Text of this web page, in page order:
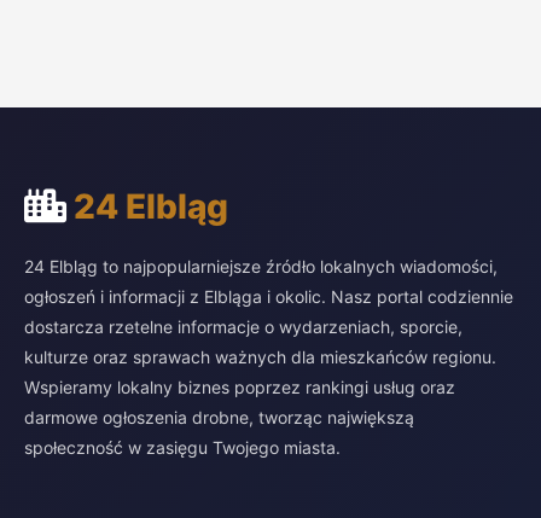
24 Elbląg
24 Elbląg to najpopularniejsze źródło lokalnych wiadomości,
ogłoszeń i informacji z Elbląga i okolic. Nasz portal codziennie
dostarcza rzetelne informacje o wydarzeniach, sporcie,
kulturze oraz sprawach ważnych dla mieszkańców regionu.
Wspieramy lokalny biznes poprzez rankingi usług oraz
darmowe ogłoszenia drobne, tworząc największą
społeczność w zasięgu Twojego miasta.